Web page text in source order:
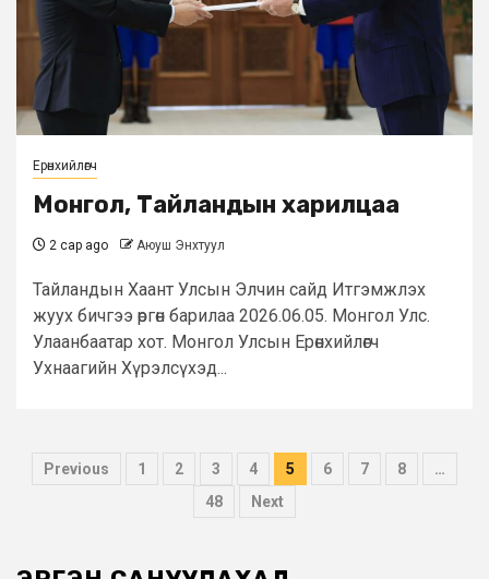
Ерөнхийлөгч
Монгол, Тайландын харилцаа
2 сар ago Аюуш Энхтуул
Тайландын Хаант Улсын Элчин сайд Итгэмжлэх
жуух бичгээ өргөн барилаа 2026.06.05. Монгол Улс.
Улаанбаатар хот. Монгол Улсын Ерөнхийлөгч
Ухнаагийн Хүрэлсүхэд...
Posts
Previous 1 2 3 4 5 6 7 8
…
48
Next